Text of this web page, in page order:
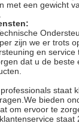
met een gewicht
zijn we er trots
en service
dat u de beste
staat
bieden
om ervoor te
staat